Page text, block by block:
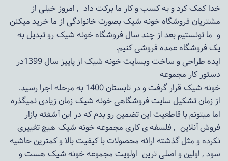
خدا کمک کرد و به کسب و کار ما برکت داد , امروز خیلی از
مشتریان فروشگاه خونه شیک بصورت خانوادگی از ما خرید میکنن
و ما تونستیم بعد از چند سال فروشگاهخونه شیکرو تبدیل به
یک فروشگاه عمده فروشی کنیم.
ایده طراحی و ساخت وبسایت خونه شیک از پاییز سال 1399در
دستور کار مجموعه
خونه شیک قرار گرفت و در تابستان 1400 به مرحله اجرا رسید.
از زمان تشکیل سایت فروشگاهیخونه شیکزمان زیادی نمیگذره
اما میتونم با قاطعیت این تضمین رو بدم که در این آشفته بازار
فروش آنلاین , فلسفه ی کاری مجموعهخونه شیک هیچ تغییری
نکرده و مثل گذشته ارائه محصولات با کیفیت بالا و کمترین حاشیه
سود , اولین و اصلی ترین اولویت مجموعهخونه شیک هست و